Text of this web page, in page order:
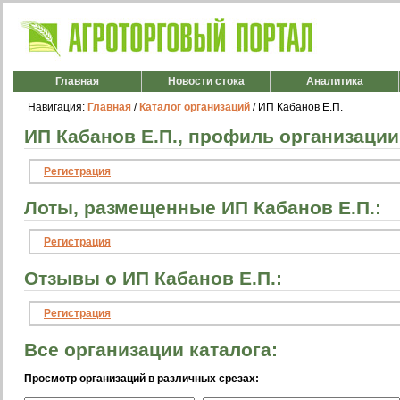
Главная Новости стока Аналитика
Навигация: Главная / Каталог организаций / ИП Кабанов Е.П.
ИП Кабанов Е.П., профиль
Регистрация
Лоты, размещенные ИП Кабанов Е.П.:
Регистрация
Отзывы о ИП Кабанов Е.П.:
Регистрация
Все организации каталога:
Просмотр организаций в различных срезах: